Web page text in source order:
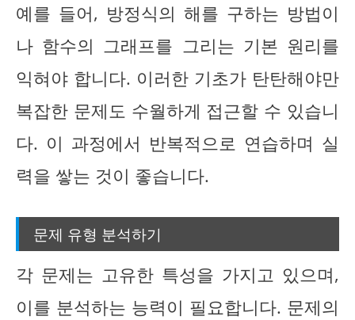
예를 들어, 방정식의 해를 구하는 방법이
나 함수의 그래프를 그리는 기본 원리를
익혀야 합니다. 이러한 기초가 탄탄해야만
복잡한 문제도 수월하게 접근할 수 있습니
다. 이 과정에서 반복적으로 연습하며 실
력을 쌓는 것이 좋습니다.
문제 유형 분석하기
각 문제는 고유한 특성을 가지고 있으며,
이를 분석하는 능력이 필요합니다. 문제의